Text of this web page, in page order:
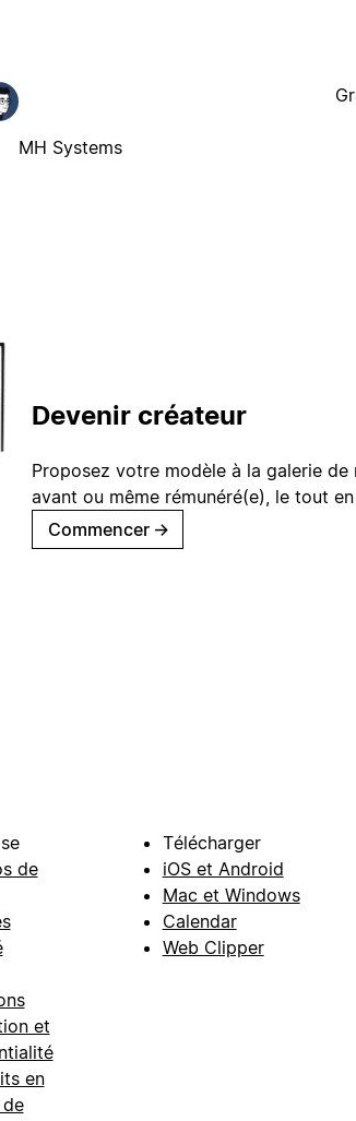
MH Systems
Devenir créateur
Proposez votre modèle à la galerie
avant ou même rémunéré(e), le tout
Commencer →
de
et
en
Télécharger
iOS et Android
Mac et Windows
Calendar
Web Clipper